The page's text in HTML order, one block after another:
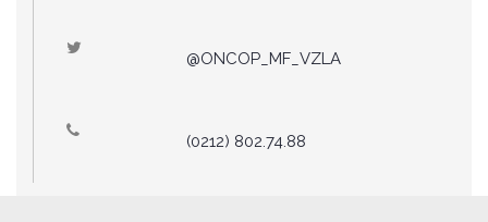
@ONCOP_MF_VZLA
(0212) 802.74.88